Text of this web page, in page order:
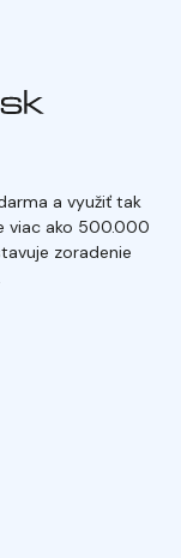
a využiť tak
viac ako 500.000
zoradenie